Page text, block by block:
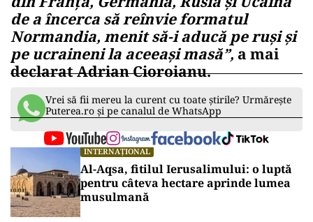
de a încerca să reînvie formatul
Normandia, menit să-i aducă pe ruși și
pe ucraineni la aceeași masă”, a mai
declarat Adrian Cioroianu.
Vrei să fii mereu la curent cu toate știrile? Urmărește
Puterea.ro și pe canalul de WhatsApp
INTERNAȚIONAL
Al-Aqsa, fitilul Ierusalimului: o luptă
pentru câteva hectare aprinde lumea
musulmană